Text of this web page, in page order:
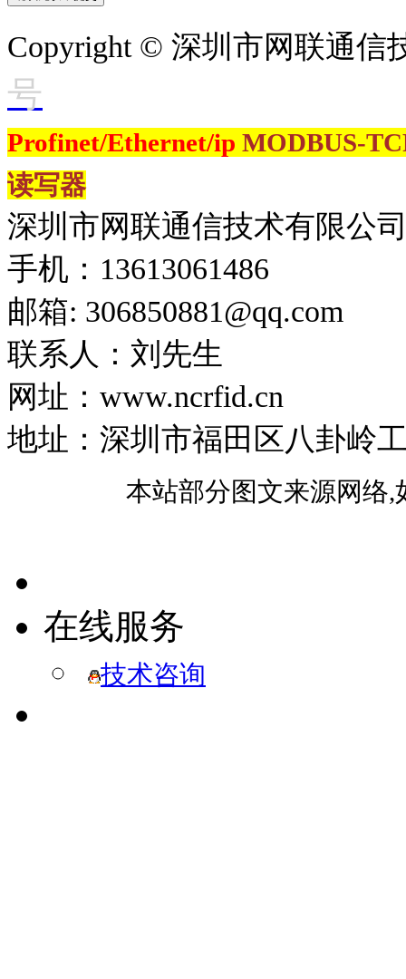
Copyright © 深圳市网联通
号
Profinet/Ethernet/ip MODBUS-
读写器
深圳市网联通信技术有限公
手机：13613061486
邮箱: 306850881​@qq.com
联系人：刘先生
网址：www.ncrfid.cn
地址：深圳市福田区八卦岭
本站部分图文来源网络
在线服务
技术咨询